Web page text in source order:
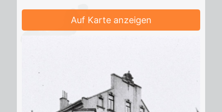
Auf Karte anzeigen